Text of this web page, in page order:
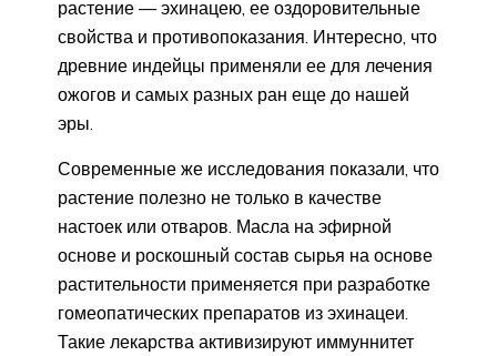
растение — эхинацею, ее оздоровительные
свойства и противопоказания. Интересно, что
древние индейцы применяли ее для лечения
ожогов и самых разных ран еще до нашей
эры.
Современные же исследования показали, что
растение полезно не только в качестве
настоек или отваров. Масла на эфирной
основе и роскошный состав сырья на основе
растительности применяется при разработке
гомеопатических препаратов из эхинацеи.
Такие лекарства активизируют иммуннитет